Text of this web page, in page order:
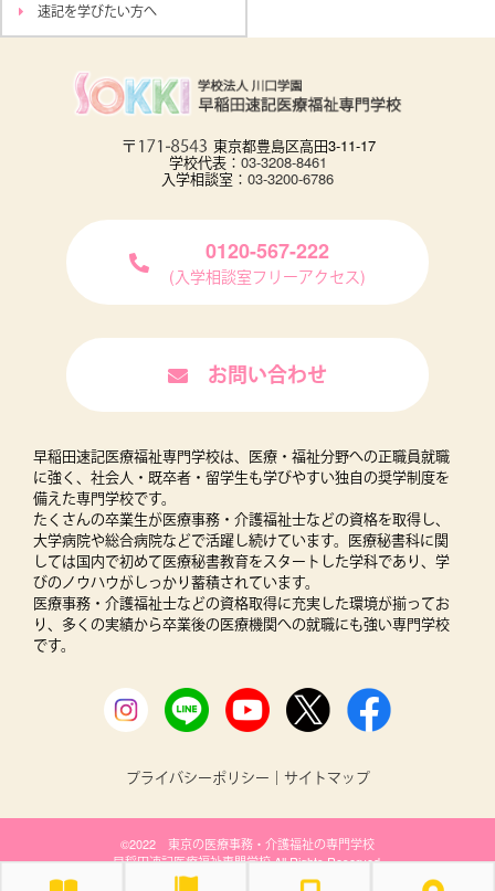
速記を学びたい方へ
東京都豊島区高田3-11-17
学校代表： 03-3208-8461
入学相談室： 03-3200-6786
0120-567-222
(入学相談室フリーアクセス)
お問い合わせ
早稲田速記医療福祉専門学校は、医療・福祉分野への正職員就職
に強く、社会人・既卒者・留学生も学びやすい独自の奨学制度を
備えた専門学校です。
たくさんの卒業生が医療事務・介護福祉士などの資格を取得し、
大学病院や総合病院などで活躍し続けています。医療秘書科に関
しては国内で初めて医療秘書教育をスタートした学科であり、学
びのノウハウがしっかり蓄積されています。
医療事務・介護福祉士などの資格取得に充実した環境が揃ってお
り、多くの実績から卒業後の医療機関への就職にも強い専門学校
です。
プライバシーポリシー ｜ サイトマップ
©2022 東京の医療事務・介護福祉の専門学校
早稲田速記医療福祉専門学校 All Rights Reserved.